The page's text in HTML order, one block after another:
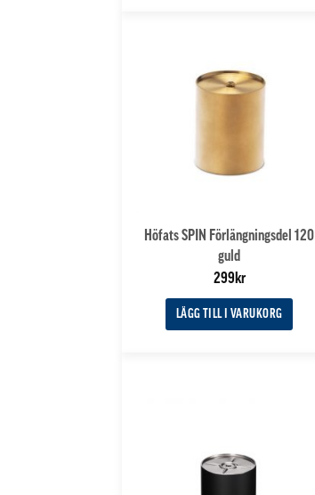
Höfats SPIN Förlängningsdel 120
guld
299kr
LÄGG TILL I VARUKORG